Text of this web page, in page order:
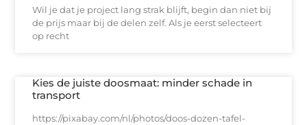
Wil je dat je project lang strak blijft, begin dan niet bij
de prijs maar bij de delen zelf. Als je eerst selecteert
op recht
Kies de juiste doosmaat: minder schade in
transport
https://pixabay.com/nl/photos/doos-dozen-tafel-